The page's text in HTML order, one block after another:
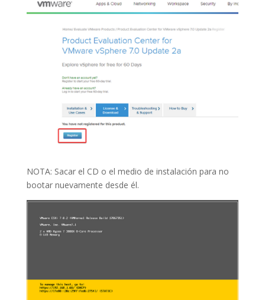
NOTA: Sacar el CD o el medio de instalación para no
bootar nuevamente desde él.